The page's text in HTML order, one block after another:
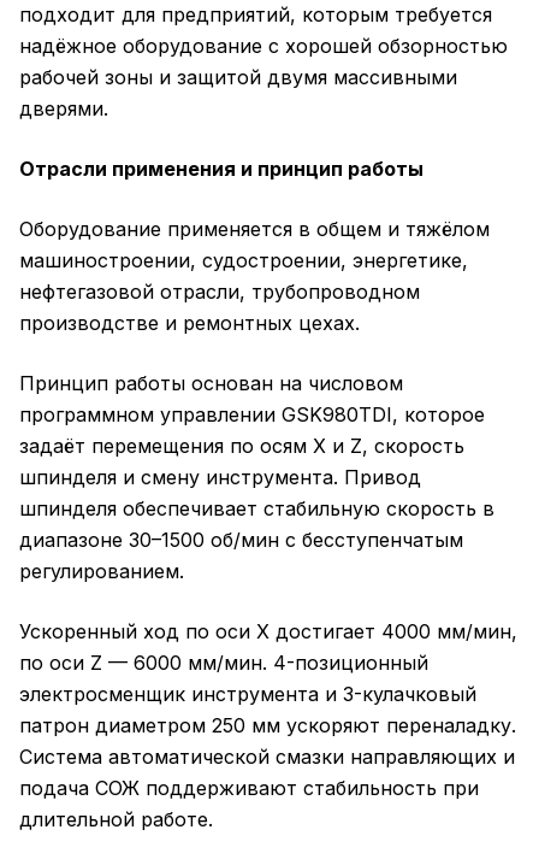
подходит для предприятий, которым требуется
надёжное оборудование с хорошей обзорностью
рабочей зоны и защитой двумя массивными
дверями.
Отрасли применения и принцип работы
Оборудование применяется в общем и тяжёлом
машиностроении, судостроении, энергетике,
нефтегазовой отрасли, трубопроводном
производстве и ремонтных цехах.
Принцип работы основан на числовом
программном управлении GSK980TDI, которое
задаёт перемещения по осям X и Z, скорость
шпинделя и смену инструмента. Привод
шпинделя обеспечивает стабильную скорость в
диапазоне 30–1500 об/мин с бесступенчатым
регулированием.
Ускоренный ход по оси X достигает 4000 мм/мин,
по оси Z — 6000 мм/мин. 4-позиционный
электросменщик инструмента и 3-кулачковый
патрон диаметром 250 мм ускоряют переналадку.
Система автоматической смазки направляющих и
подача СОЖ поддерживают стабильность при
длительной работе.